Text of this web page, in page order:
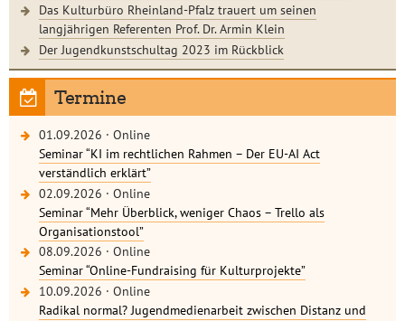
Das Kulturbüro Rheinland-Pfalz trauert um seinen
langjährigen Referenten Prof. Dr. Armin Klein
Der Jugendkunstschultag 2023 im Rückblick
Termine
01.09.2026 · Online
Seminar “KI im rechtlichen Rahmen – Der EU-AI Act
verständlich erklärt”
02.09.2026 · Online
Seminar “Mehr Überblick, weniger Chaos – Trello als
Organisationstool”
08.09.2026 · Online
Seminar “Online-Fundraising für Kulturprojekte”
10.09.2026 · Online
Radikal normal? Jugendmedienarbeit zwischen Distanz und